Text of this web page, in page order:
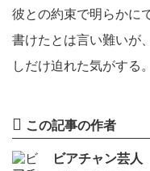
彼との約束で明らかに
書けたとは言い難いが
しだけ迫れた気がする。
この記事の作者
ビアチャン芸人